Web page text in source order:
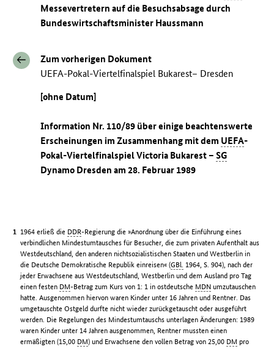
Messevertretern auf die Besuchsabsage durch
Bundeswirtschaftsminister Haussmann
Zum vorherigen Dokument
UEFA-Pokal-Viertelfinalspiel Bukarest– Dresden
[ohne Datum]
Information Nr. 110/89 über einige beachtenswerte
Erscheinungen im Zusammenhang mit dem UEFA-
Pokal-Viertelfinalspiel Victoria Bukarest –SG
Dynamo Dresden am 28. Februar 1989
1964 erließ die DDR-Regierung die »Anordnung über die Einführung eines
verbindlichen Mindestumtausches für Besucher, die zum privaten Aufenthalt aus
Westdeutschland, den anderen nichtsozialistischen Staaten und Westberlin in
die Deutsche Demokratische Republik einreisen« (GBl. 1964, S. 904), nach der
jeder Erwachsene aus Westdeutschland, Westberlin und dem Ausland pro Tag
einen festen DM-Betrag zum Kurs von 1: 1 in ostdeutsche MDN umzutauschen
hatte. Ausgenommen hiervon waren Kinder unter 16 Jahren und Rentner. Das
umgetauschte Ostgeld durfte nicht wieder zurückgetauscht oder ausgeführt
werden. Die Regelungen des Mindestumtauschs unterlagen Änderungen: 1989
waren Kinder unter 14 Jahren ausgenommen, Rentner mussten einen
ermäßigten (15,00 DM) und Erwachsene den vollen Betrag von 25,00 DM pro